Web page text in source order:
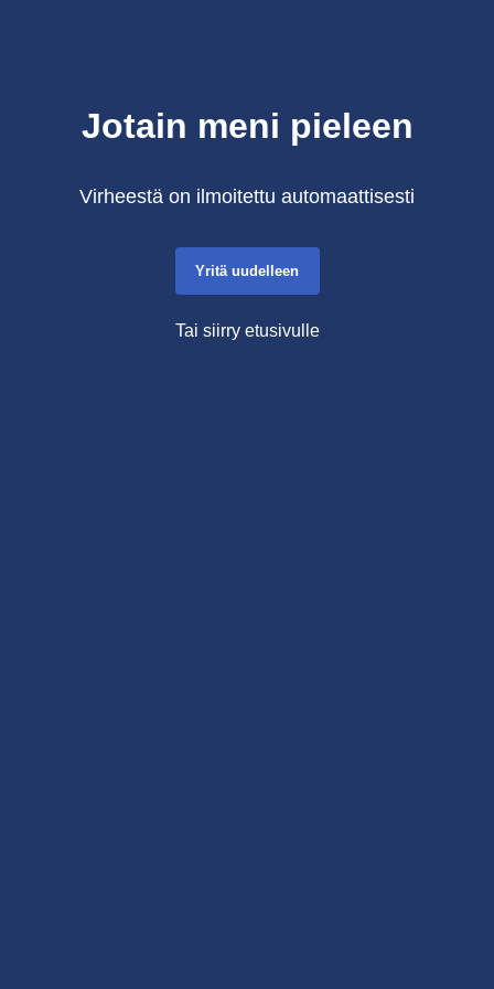
Jotain meni pieleen
Virheestä on ilmoitettu automaattisesti
Yritä uudelleen
Tai siirry etusivulle